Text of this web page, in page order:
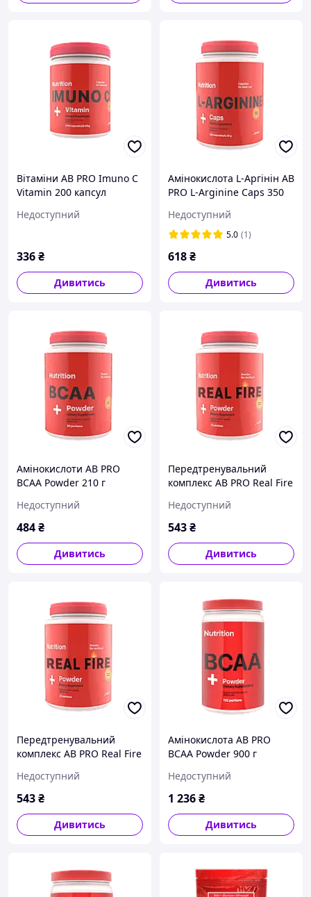
Вітаміни AB PRO Imuno C
Vitamin 200 капсул
Недоступний
336₴
Дивитись
Амінокислота L-Аргінін AB
PRO L-Arginine Caps 350
Недоступний
5.0 (1)
618₴
Дивитись
Амінокислоти AB PRO
BCAA Powder 210 г
Недоступний
484₴
Дивитись
Передтренувальний
комплекс AB PRO Real Fire
Недоступний
543₴
Дивитись
Передтренувальний
комплекс AB PRO Real Fire
Недоступний
543₴
Дивитись
Амінокислота AB PRO
BCAA Powder 900 г
Недоступний
1 236₴
Дивитись